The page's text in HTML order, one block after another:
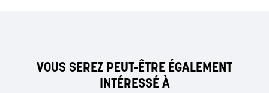
VOUS SEREZ PEUT-ÊTRE ÉGALEMENT
INTÉRESSÉ À